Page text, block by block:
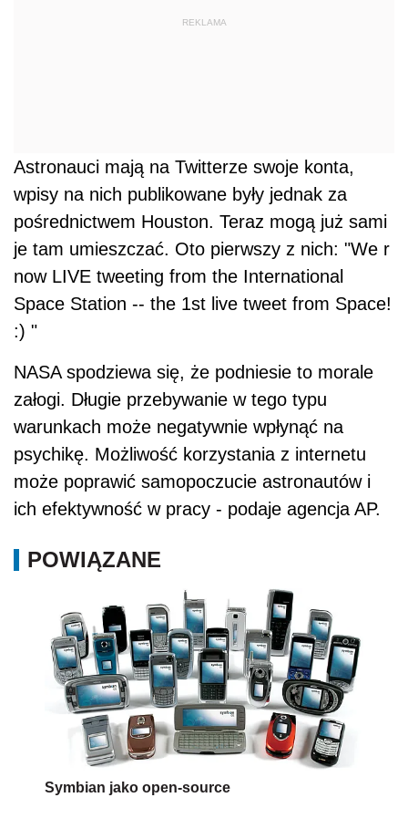
REKLAMA
Astronauci mają na Twitterze swoje konta,
wpisy na nich publikowane były jednak za
pośrednictwem Houston. Teraz mogą już sami
je tam umieszczać. Oto pierwszy z nich: "We r
now LIVE tweeting from the International
Space Station -- the 1st live tweet from Space!
:) "
NASA spodziewa się, że podniesie to morale
załogi. Długie przebywanie w tego typu
warunkach może negatywnie wpłynąć na
psychikę. Możliwość korzystania z internetu
może poprawić samopoczucie astronautów i
ich efektywność w pracy - podaje agencja AP.
POWIĄZANE
Symbian jako open-source